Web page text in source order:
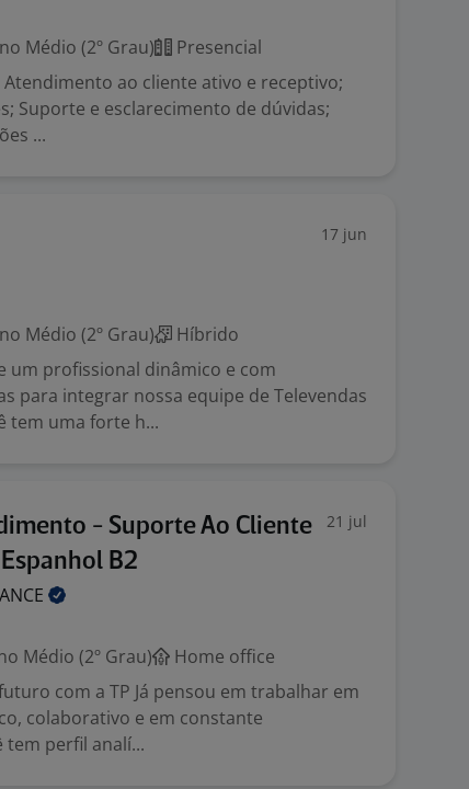
Médio (2º Grau)
Presencial
ao cliente ativo e receptivo;
Suporte e esclarecimento de dúvidas;
...
17 jun
Médio (2º Grau)
Híbrido
um profissional dinâmico e com
para integrar nossa equipe de Televendas
tem uma forte h...
- Suporte Ao Cliente
B2
21 jul
Médio (2º Grau)
Home office
com a TP Já pensou em trabalhar em
colaborativo e em constante
tem perfil analí...